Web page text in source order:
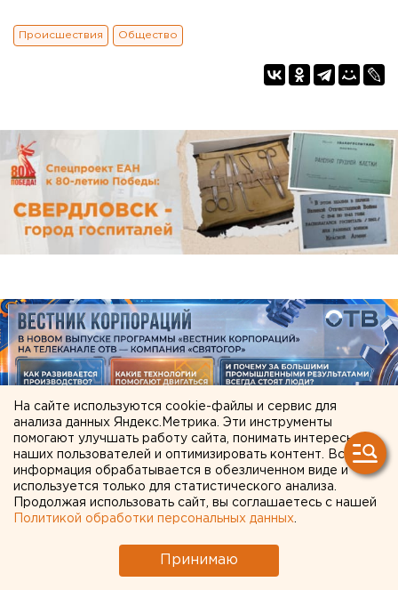
Происшествия Общество
ЧИТАЙТЕ ТАКЖЕ:
Главу узбекской диаспоры в Екатеринбурге
Ракетная опасность угрожает Челябинской
На сайте используются cookie-файлы и сервис для
анализа данных Яндекс.Метрика. Эти инструменты
помогают улучшать работу сайта, понимать интересы
наших пользователей и оптимизировать контент. Вся
информация обрабатывается в обезличенном виде и
используется только для статистического анализа.
Продолжая использовать сайт, вы соглашаетесь с нашей
Политикой обработки персональных данных
Принимаю